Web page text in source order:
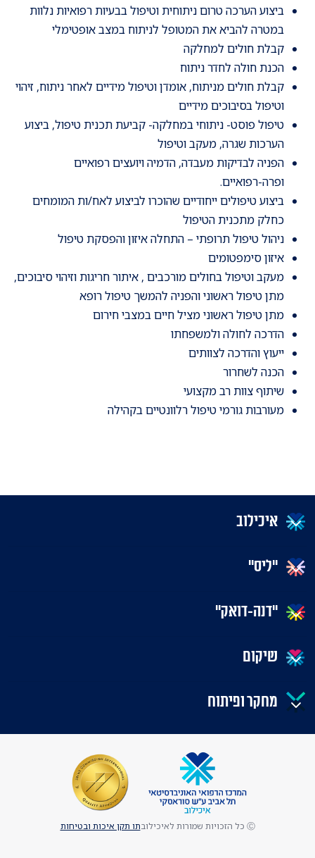
ביצוע הערכה טרום ניתוחית וטיפול בבעיות רפואיות נלוות
במטרה להביא את המטופל לניתוח במצב אופטימלי
קבלת חולים למחלקה
הכנת חולה לחדר ניתוח
קבלת חולים מניתוח, אומדן וטיפול מידיים לאחר ניתוח, זיהוי
וטיפול בסיבוכים מידיים
טיפול פוסט- ניתוחי במחלקה- קביעת תכנית טיפול, ביצוע
הערכות שגרה, מעקב וטיפול
הפניה לבדיקות מעבדה, הדמיה ויועצים רפואיים
ופרה-רפואיים.
ביצוע טיפולים ייחודיים שהוכרו לביצוע לאח/ות המומחים
כחלק מתכנית הטיפול
ניהול טיפול תרופתי – התחלה איזון והפסקת טיפול
איזון סימפטומים
מעקב וטיפול בחולים מורכבים , איתור חריגות וזיהוי סיבוכים,
מתן טיפול ראשוני והפניה להמשך טיפול רופא
מתן טיפול ראשוני מציל חיים במצבי חירום
הדרכה לחולה ולמשפחתו
ייעוץ והדרכה לצוותים
הכנה לשחרור
שיתוף צוות רב מקצועי
מעורבות גורמי טיפול רלוונטיים בקהילה
איכילוב
"ליס"
"דנה-דואק"
שיקום
מחקר ופיתוח
Ⓒ כל הזכויות שמורות לאיכילוב תו תקן איכות ובטיחות